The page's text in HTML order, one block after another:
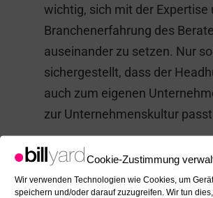
Cookie-Zustimmung
Wir verwenden Technologien wie Cookies, um
speichern und/oder darauf zuzugreifen. Wir tun
wichtig, sich mit der Expertise
Branchenerfahrung des
auseinander zu setzen. Nur
sichergestellt, dass der
auch zum eigenen
zur Unternehmenskultur
Aber Achtung:
ist nicht geschützt. Daher
der Auswahl genauer